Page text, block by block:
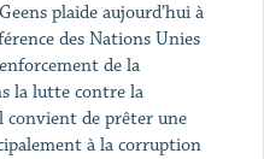
plaide aujourd’hui à
des Nations Unies
de la
la lutte contre la
de prêter une
à la corruption